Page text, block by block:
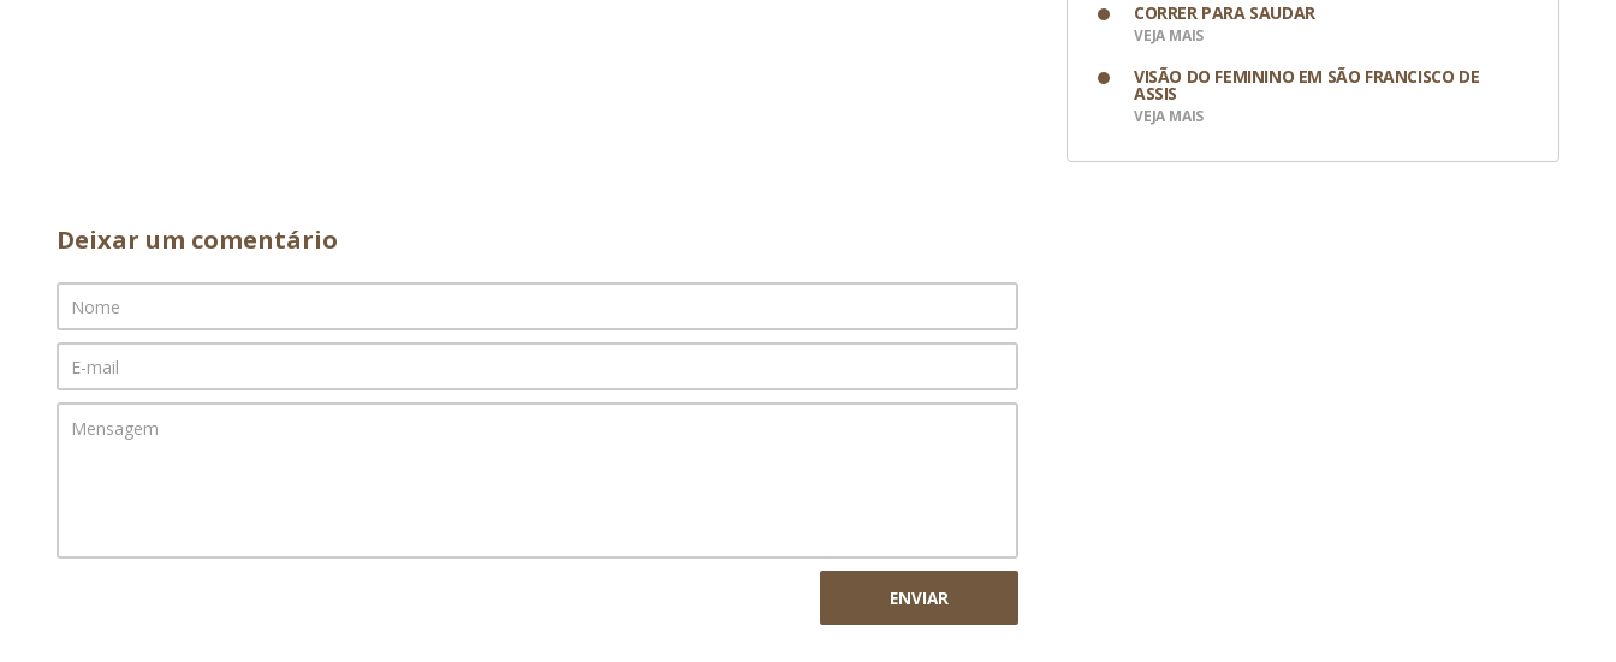
CORRER PARA SAUDAR
VEJA MAIS
VISÃO DO FEMININO EM SÃO FRANCISCO DE
ASSIS
VEJA MAIS
Deixar um comentário
ENVIAR